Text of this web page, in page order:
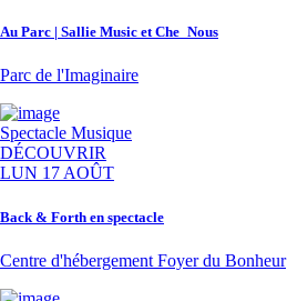
Au Parc | Sallie Music et Che_Nous
Parc de l'Imaginaire
Spectacle Musique
DÉCOUVRIR
LUN 17 AOÛT
Back & Forth en spectacle
Centre d'hébergement Foyer du Bonheur